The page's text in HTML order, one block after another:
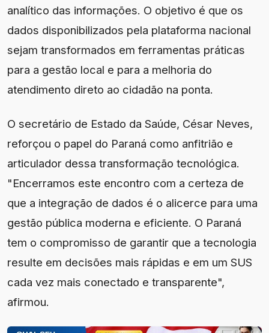
analítico das informações. O objetivo é que os
dados disponibilizados pela plataforma nacional
sejam transformados em ferramentas práticas
para a gestão local e para a melhoria do
atendimento direto ao cidadão na ponta.
O secretário de Estado da Saúde, César Neves,
reforçou o papel do Paraná como anfitrião e
articulador dessa transformação tecnológica.
"Encerramos este encontro com a certeza de
que a integração de dados é o alicerce para uma
gestão pública moderna e eficiente. O Paraná
tem o compromisso de garantir que a tecnologia
resulte em decisões mais rápidas e em um SUS
cada vez mais conectado e transparente",
afirmou.